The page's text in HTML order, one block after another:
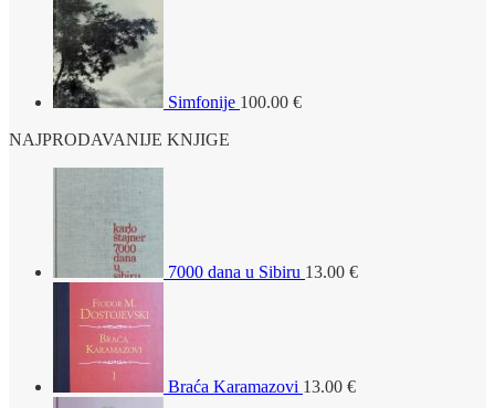
Simfonije 100.00 €
NAJPRODAVANIJE KNJIGE
7000 dana u Sibiru 13.00 €
Braća Karamazovi 13.00 €